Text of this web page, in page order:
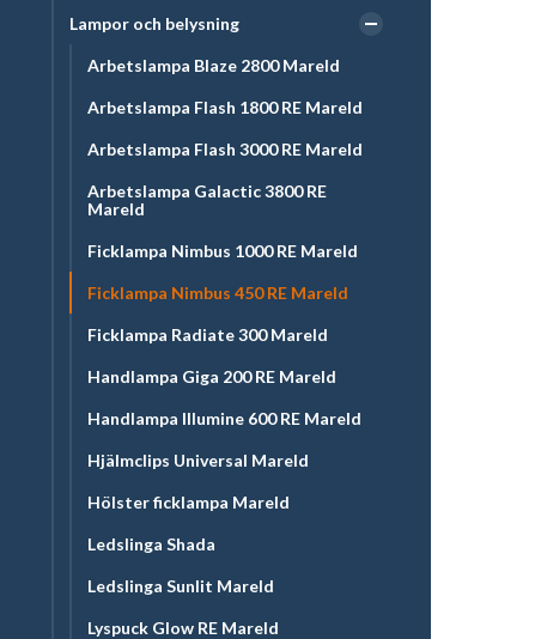
Lampor och belysning
Arbetslampa Blaze 2800 Mareld
Arbetslampa Flash 1800 RE Mareld
Arbetslampa Flash 3000 RE Mareld
Arbetslampa Galactic 3800 RE
Mareld
Ficklampa Nimbus 1000 RE Mareld
Ficklampa Nimbus 450 RE Mareld
Ficklampa Radiate 300 Mareld
Handlampa Giga 200 RE Mareld
Handlampa Illumine 600 RE Mareld
Hjälmclips Universal Mareld
Hölster ficklampa Mareld
Ledslinga Shada
Ledslinga Sunlit Mareld
Lyspuck Glow RE Mareld